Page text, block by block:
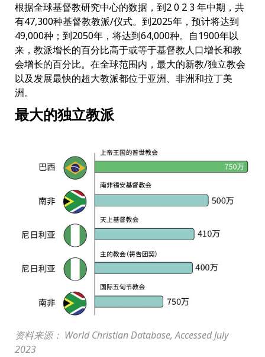
根据全球基督教研究中心的数据，到2 0 2 3 年中期，共
有47,300种基督教教派/仪式。到2025年，预计将达到
49,000种；到2050年，将达到64,000种。自1900年以
来，教派增长的百分比高于或等于基督教人口增长和教
会增长的百分比。在全球范围内，最大的新教/独立教会
以及发展最快的超大教派都位于亚洲、非洲和拉丁美
洲。
最大的独立教派
资料来源： World Christian Database, Accessed July
2023